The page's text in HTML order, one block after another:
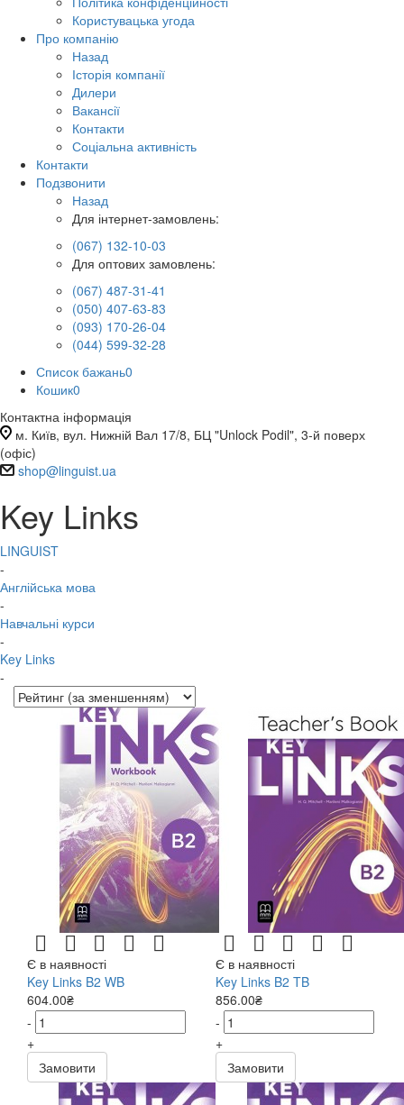
Користувацька угода
Про компанію
Назад
Історія компанії
Дилери
Вакансії
Контакти
Соціальна активність
Контакти
Подзвонити
Назад
Для інтернет-замовлень:
(067) 132-10-03
Для оптових замовлень:
(067) 487-31-41
(050) 407-63-83
(093) 170-26-04
(044) 599-32-28
Список бажань0
Кошик0
Контактна інформація
м. Київ, вул. Нижній Вал 17/8, БЦ "Unlock Podil", 3-й поверх
(офіс)
shop@linguist.ua
Key Links
LINGUIST
-
Англійська мова
-
Навчальні курси
-
Key Links
-
Є в наявності
Key Links B2 WB
604.00₴
-
+
Замовити
Є в наявності
Key Links B2 TB
856.00₴
-
+
Замовити